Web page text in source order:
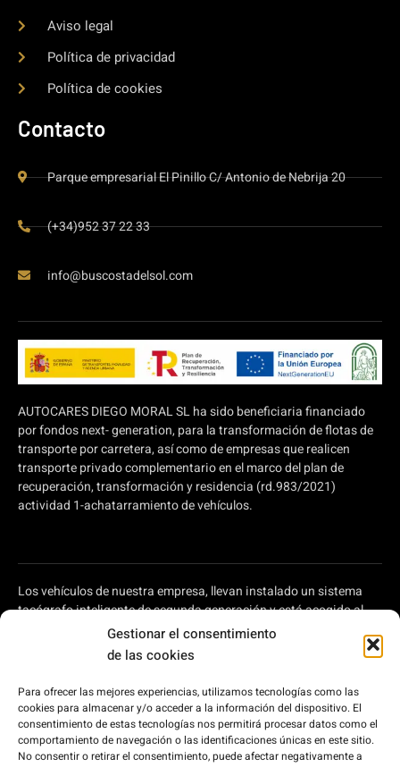
Gestionar el consentimiento
de las cookies
Para ofrecer las mejores experiencias, utilizamos tecnologías como las
cookies para almacenar y/o acceder a la información del dispositivo. El
consentimiento de estas tecnologías nos permitirá procesar datos como el
comportamiento de navegación o las identificaciones únicas en este sitio.
No consentir o retirar el consentimiento, puede afectar negativamente a
Aviso legal
Política de privacidad
Política de cookies
Contacto
Parque empresarial El Pinillo C/ Antonio de Nebrija 20
(+34)952 37 22 33
info@buscostadelsol.com
AUTOCARES DIEGO MORAL SL ha sido beneficiaria financiado
por fondos next- generation, para la transformación de flotas de
transporte por carretera, así como de empresas que realicen
transporte privado complementario en el marco del plan de
recuperación, transformación y residencia (rd.983/2021)
actividad 1-achatarramiento de vehículos.
Los vehículos de nuestra empresa, llevan instalado un sistema
tacógrafo inteligente de segunda generación y está acogido al
plan de ayudas a autónomos y pymes para modernizar el
transporte por carretera, regulado en el Real Decreto 902/2022,
de 25 de octubre, por el que se aprueba la concesión directa, a las
comunidades autónomas y a las ciudades de Ceuta y Melilla, de
ayudas para la modernización de empresas privadas de
transporte de viajeros prestadoras de servicios de transporte por
carretera y de empresas privadas que intervienen en el transporte
de mercancías por carretera, en el marco del Plan de